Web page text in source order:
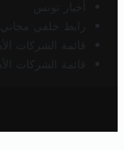
أخبار تونس
رابط خلفي مجاني
قائمة الشركات
قائمة الشركات